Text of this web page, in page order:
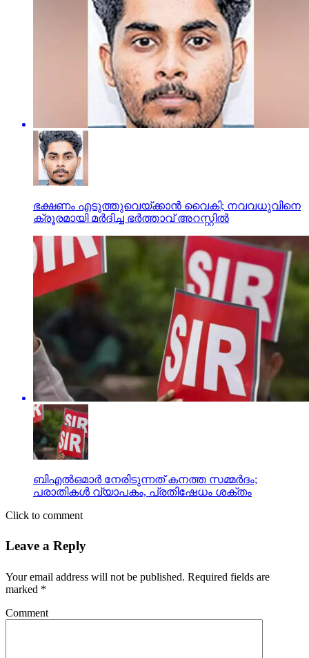
ഭക്ഷണം എടുത്തുവെയ്ക്കാന്‍ വൈകി; നവവധുവിനെ
ക്രൂരമായി മര്‍ദിച്ച ഭര്‍ത്താവ് അറസ്റ്റില്‍
ബിഎല്‍ഒമാര്‍ നേരിടുന്നത് കനത്ത സമ്മര്‍ദം;
പരാതികള്‍ വ്യാപകം, പ്രതിഷേധം ശക്തം
Click to comment
Leave a Reply
Your email address will not be published. Required fields are
marked *
Comment